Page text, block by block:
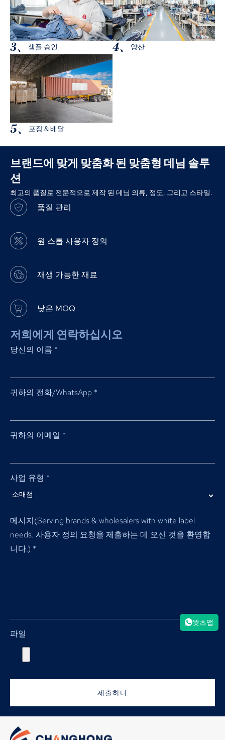
3、 샘플 승인 4、 양산
5、 포장 & 배달
브랜드에 맞게 맞춤화 된 맞춤형 데님 솔루
션
최고의 품질로 전문적으로 제작 된 데님 의류, 정도, 그리고 스타일.
품질 관리
원 스톱 사용자 정의
재생 가능한 재료
낮은 MOQ
저희에게 연락하십시오
당신의 이름 *
귀하의 전화/WhatsApp *
귀하의 이메일 *
사업 유형 *
메시지(Serving brands & wholesalers with white label
needs. 사용자 정의 요청을 제출하는 데 오신 것을 환영합
니다.) *
파일
제출하다
왓츠앱